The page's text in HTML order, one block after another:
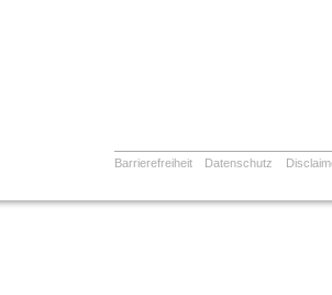
Barrierefreiheit Datenschutz